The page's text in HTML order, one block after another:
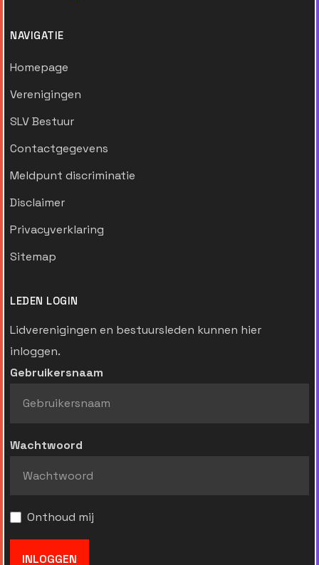
NAVIGATIE
Homepage
Verenigingen
SLV Bestuur
Contactgegevens
Meldpunt discriminatie
Disclaimer
Privacyverklaring
Sitemap
LEDEN LOGIN
Lidverenigingen en bestuursleden kunnen hier
inloggen.
Gebruikersnaam
Wachtwoord
Onthoud mij
INLOGGEN